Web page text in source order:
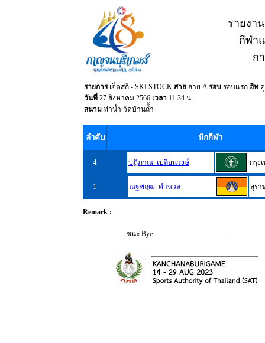
รายงา
กีฬา
ก
รายการเจ็ตสกี - SKI STOCK สาย สาย Aรอบ รอบแรก ฮีท
วันที่ 27 สิงหาคม 2566 เวลา 11:34 น.
สนาม ท่าน้ำ วัดบ้านถ้้ำ
ลำดับ นักกีฬา
4 ปฏิภาณ เปลี่ยนวงษ์ กรุง
1 ณฐพฤฒ คำนวล สุรา
Remark :
ชนะ Bye -